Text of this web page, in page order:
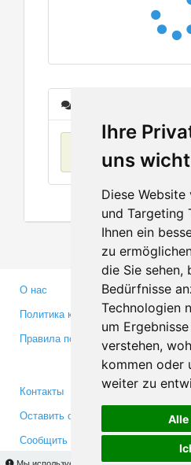
Ihre
uns
Diese
und Targeting
Ihnen ein
zu
die Sie sehen,
Bedürfnisse
Technologien
um
verstehen,
kommen oder
weiter zu
Alle
О нас
Политика конфиденциальности
Правила пользования
Контакты
Оставить отзыв
Сообщить об ошибке